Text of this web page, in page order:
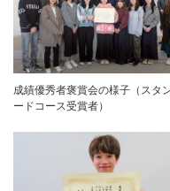
成績優秀者褒賞会の様子（スタ
ードコース受賞者）